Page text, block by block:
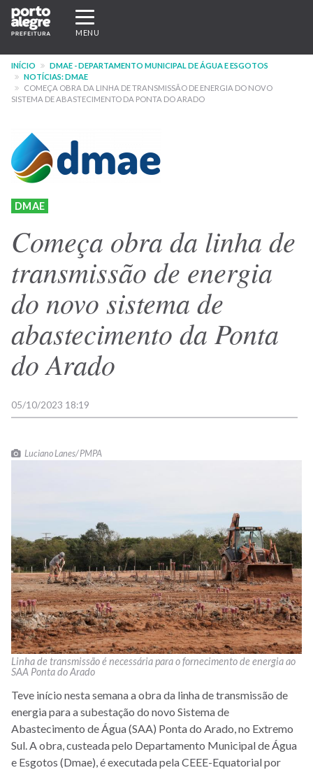
Pular
para
conteúdo
principal
Expandir/recolher
navegação
MENU
INÍCIO
DMAE - DEPARTAMENTO MUNICIPAL DE ÁGUA E ESGOTOS
NOTÍCIAS: DMAE
COMEÇA OBRA DA LINHA DE TRANSMISSÃO DE ENERGIA DO NOVO
SISTEMA DE ABASTECIMENTO DA PONTA DO ARADO
DMAE
Começa obra da linha de
transmissão de energia
do novo sistema de
abastecimento da Ponta
do Arado
05/10/2023 18:19
Luciano Lanes/ PMPA
Linha de transmissão é necessária para o fornecimento de energia ao
SAA Ponta do Arado
Teve início nesta semana a obra da linha de transmissão de
energia para a subestação do novo Sistema de
Abastecimento de Água (SAA) Ponta do Arado, no Extremo
Sul. A obra, custeada pelo Departamento Municipal de Água
e Esgotos (Dmae), é executada pela CEEE-Equatorial por